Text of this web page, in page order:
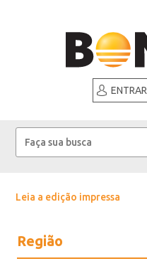
ENTRAR
Leia a edição impressa
Região